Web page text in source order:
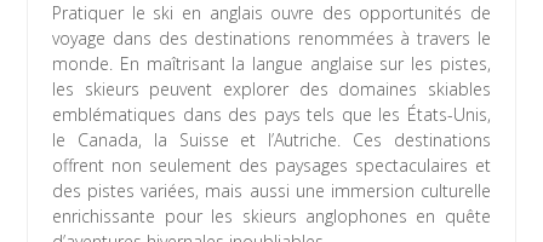
Pratiquer le ski en anglais ouvre des opportunités de
voyage dans des destinations renommées à travers le
monde. En maîtrisant la langue anglaise sur les pistes,
les skieurs peuvent explorer des domaines skiables
emblématiques dans des pays tels que les États-Unis,
le Canada, la Suisse et l’Autriche. Ces destinations
offrent non seulement des paysages spectaculaires et
des pistes variées, mais aussi une immersion culturelle
enrichissante pour les skieurs anglophones en quête